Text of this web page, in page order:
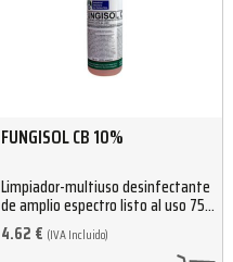
FUNGISOL CB 10%
Limpiador-multiuso desinfectante
de amplio espectro listo al uso 750
ml
4.62 € (IVA Incluido)